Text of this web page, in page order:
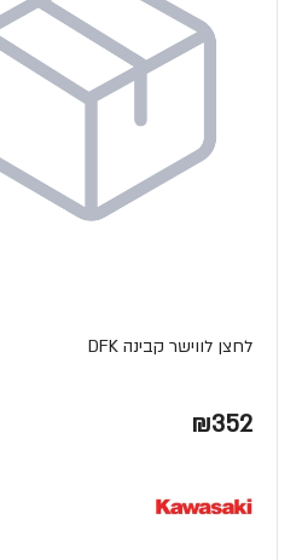
לחצן לווישר קבינה DFK
₪352